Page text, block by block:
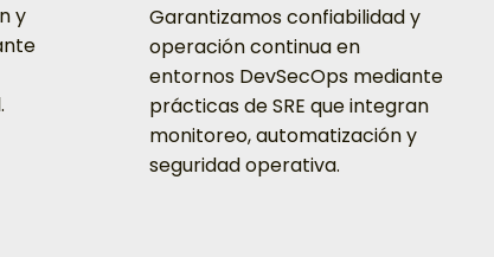
y
Garantizamos confiabilidad y
operación continua en
entornos DevSecOps mediante
prácticas de SRE que integran
monitoreo, automatización y
seguridad operativa.